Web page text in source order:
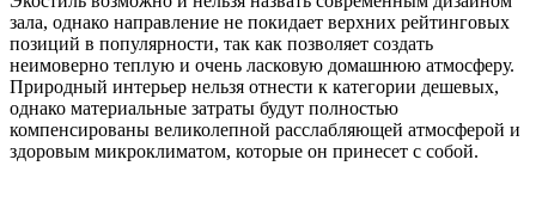
зала, однако направление не покидает верхних рейтинговых
позиций в популярности, так как позволяет создать
неимоверно теплую и очень ласковую домашнюю атмосферу.
Природный интерьер нельзя отнести к категории дешевых,
однако материальные затраты будут полностью
компенсированы великолепной расслабляющей атмосферой и
здоровым микроклиматом, которые он принесет с собой.